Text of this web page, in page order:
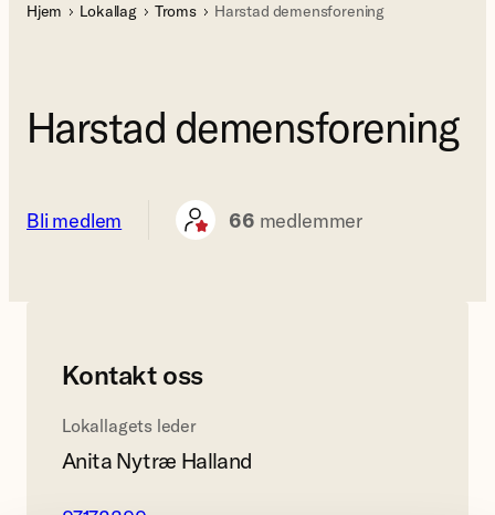
Hjem Lokallag Troms Harstad demensforening
Harstad demensforening
Bli medlem 66 medlemmer
Kontakt oss
Lokallagets leder
Anita Nytræ Halland